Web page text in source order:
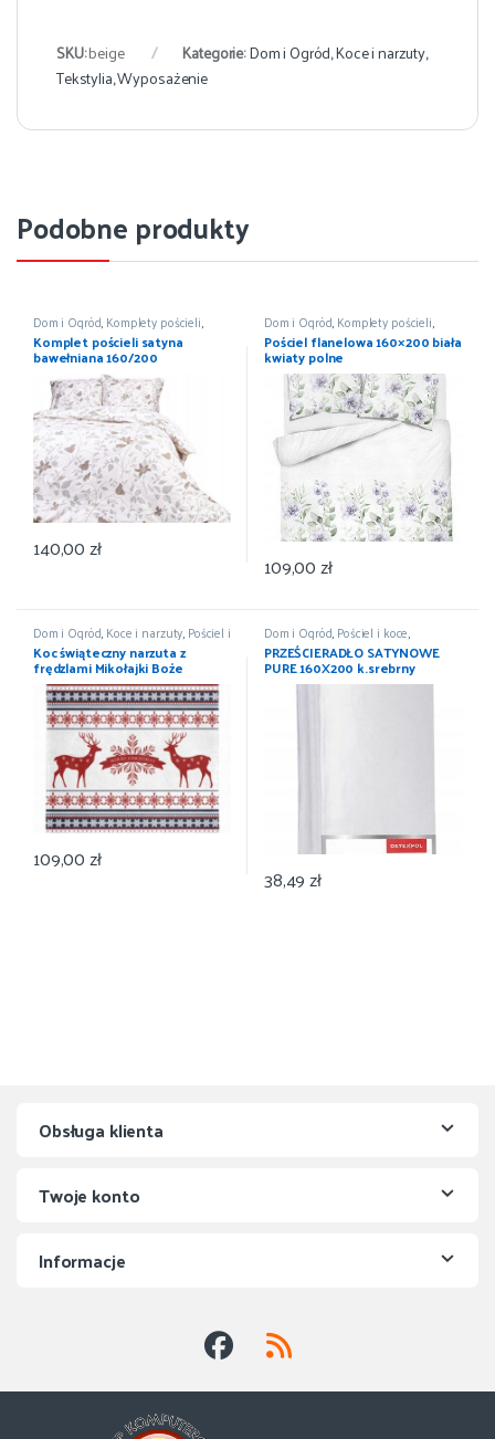
SKU:beige Kategorie:Dom i Ogród,Koce i narzuty,
Tekstylia,Wyposażenie
Podobne produkty
Dom i Ogród, Komplety pościeli,
Pościel i koce ,Wyposażenie
Komplet pościeli satyna
bawełniana 160/200
140,00zł
Dom i Ogród, Komplety pościeli,
Pościel i koce ,Wyposażenie
Pościel flanelowa 160×200 biała
kwiaty polne
109,00zł
Dom i Ogród, Koce i narzuty, Pościel i
koce,Wyposażenie
Koc świąteczny narzuta z
frędzlami Mikołajki Boże
Narodzenie 150×200
109,00zł
Dom i Ogród, Pościel i koce,
Prześcieradła,Wyposażenie
PRZEŚCIERADŁO SATYNOWE
PURE 160X200 k.srebrny
DETEXPOL
38,49zł
Obsługa klienta
Twoje konto
Informacje